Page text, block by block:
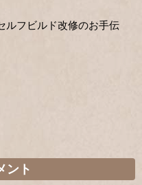
ルフビルド改修のお手伝
ント